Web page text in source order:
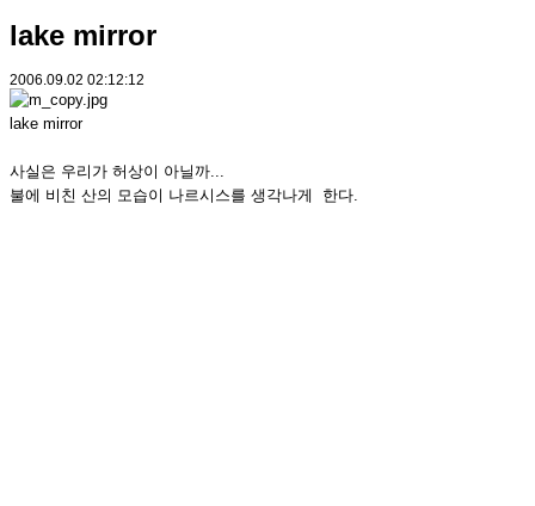
lake mirror
2006.09.02 02:12:12
lake mirror
사실은 우리가 허상이 아닐까...
불에 비친 산의 모습이 나르시스를 생각나게 한다.